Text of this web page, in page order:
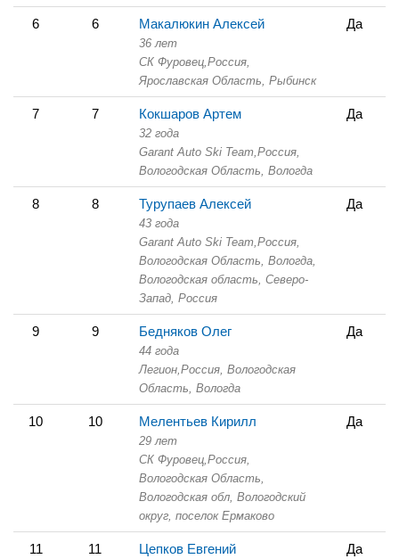
6 6 Макалюкин Алексей
36 лет
СК Фуровец, Россия,
Ярославская Область, Рыбинск
Да
7 7 Кокшаров Артем
32 года
Garant Auto Ski Team, Россия,
Вологодская Область, Вологда
Да
8 8 Турупаев Алексей
43 года
Garant Auto Ski Team, Россия,
Вологодская Область, Вологда,
Вологодская область, Северо-
Запад, Россия
Да
9 9 Бедняков Олег
44 года
Легион, Россия, Вологодская
Область, Вологда
Да
10 10 Мелентьев Кирилл
29 лет
СК Фуровец, Россия,
Вологодская Область,
Вологодская обл, Вологодский
округ, поселок Ермаково
Да
11 11 Цепков Евгений Да